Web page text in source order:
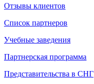
Отзывы клиентов
Список партнеров
Учебные заведения
Партнерская программа
Представительства в СНГ